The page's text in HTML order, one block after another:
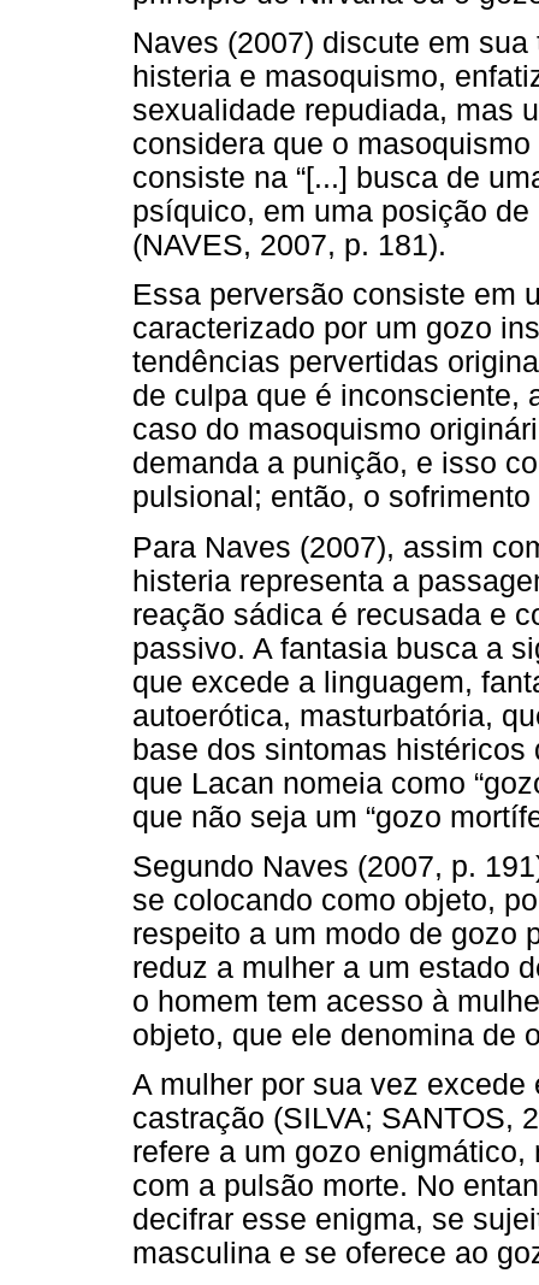
Naves (2007) discute em
histeria e masoquismo,
sexualidade repudiada, mas
considera que o
consiste na “[...] busca de
psíquico, em uma posição
(NAVES, 2007, p. 181).
Essa perversão consiste em
caracterizado por um gozo
tendências pervertidas
de culpa que é inconsciente,
caso do masoquismo
demanda a punição, e isso
pulsional; então, o
Para Naves (2007), assim
histeria representa a
reação sádica é recusada e
passivo. A fantasia busca a
que excede a linguagem,
autoerótica, masturbatória,
base dos sintomas
que Lacan nomeia como
que não seja um “gozo
Segundo Naves (2007, p.
se colocando como objeto,
respeito a um modo de gozo
reduz a mulher a um estado
o homem tem acesso à
objeto, que ele denomina de
A mulher por sua vez
castração (SILVA; SANTOS,
refere a um gozo
com a pulsão morte. No
decifrar esse enigma, se
masculina e se oferece ao